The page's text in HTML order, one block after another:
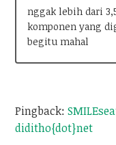
nggak lebih dari
komponen yang
begitu mahal
Pingback:
diditho{dot}net